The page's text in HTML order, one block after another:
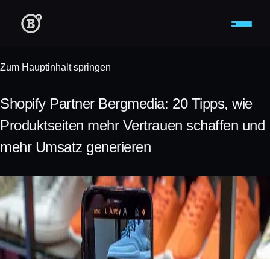
Zum Hauptinhalt springen
Shopify Partner Bergmedia: 20 Tipps, wie
Produktseiten mehr Vertrauen schaffen und
mehr Umsatz generieren